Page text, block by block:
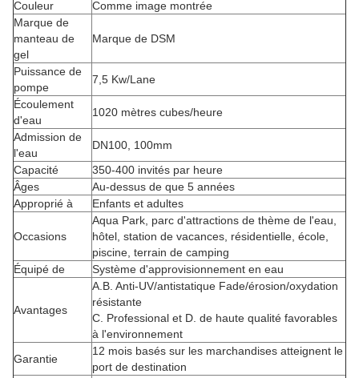
Couleur
Comme image montrée
Marque de
manteau de
gel
Marque de DSM
Puissance de
pompe
7,5 Kw/Lane
Écoulement
d'eau
1020 mètres cubes/heure
Admission de
l'eau
DN100, 100mm
Capacité
350-400 invités par heure
Âges
Au-dessus de que 5 années
Approprié à
Enfants et adultes
Occasions
Aqua Park, parc d'attractions de thème de l'eau,
hôtel, station de vacances, résidentielle, école,
piscine, terrain de camping
Équipé de
Système d'approvisionnement en eau
Avantages
A.B. Anti-UV/antistatique Fade/érosion/oxydation
résistante
C. Professional et D. de haute qualité favorables
à l'environnement
Garantie
12 mois basés sur les marchandises atteignent le
port de destination